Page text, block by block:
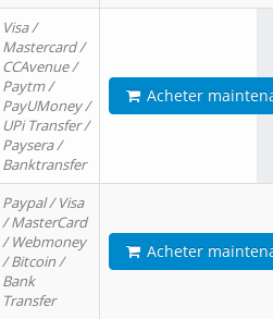
Visa /
Mastercard /
CCAvenue /
Paytm /
PayUMoney /
UPi Transfer /
Paysera /
Banktransfer
Acheter
Paypal / Visa
/ MasterCard
/ Webmoney
/ Bitcoin /
Bank
Transfer
Acheter